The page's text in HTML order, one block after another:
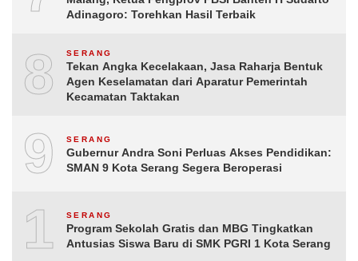
Adinagoro: Torehkan Hasil Terbaik
8 SERANG
Tekan Angka Kecelakaan, Jasa Raharja Bentuk
Agen Keselamatan dari Aparatur Pemerintah
Kecamatan Taktakan
9 SERANG
Gubernur Andra Soni Perluas Akses Pendidikan:
SMAN 9 Kota Serang Segera Beroperasi
10SERANG
Program Sekolah Gratis dan MBG Tingkatkan
Antusias Siswa Baru di SMK PGRI 1 Kota Serang